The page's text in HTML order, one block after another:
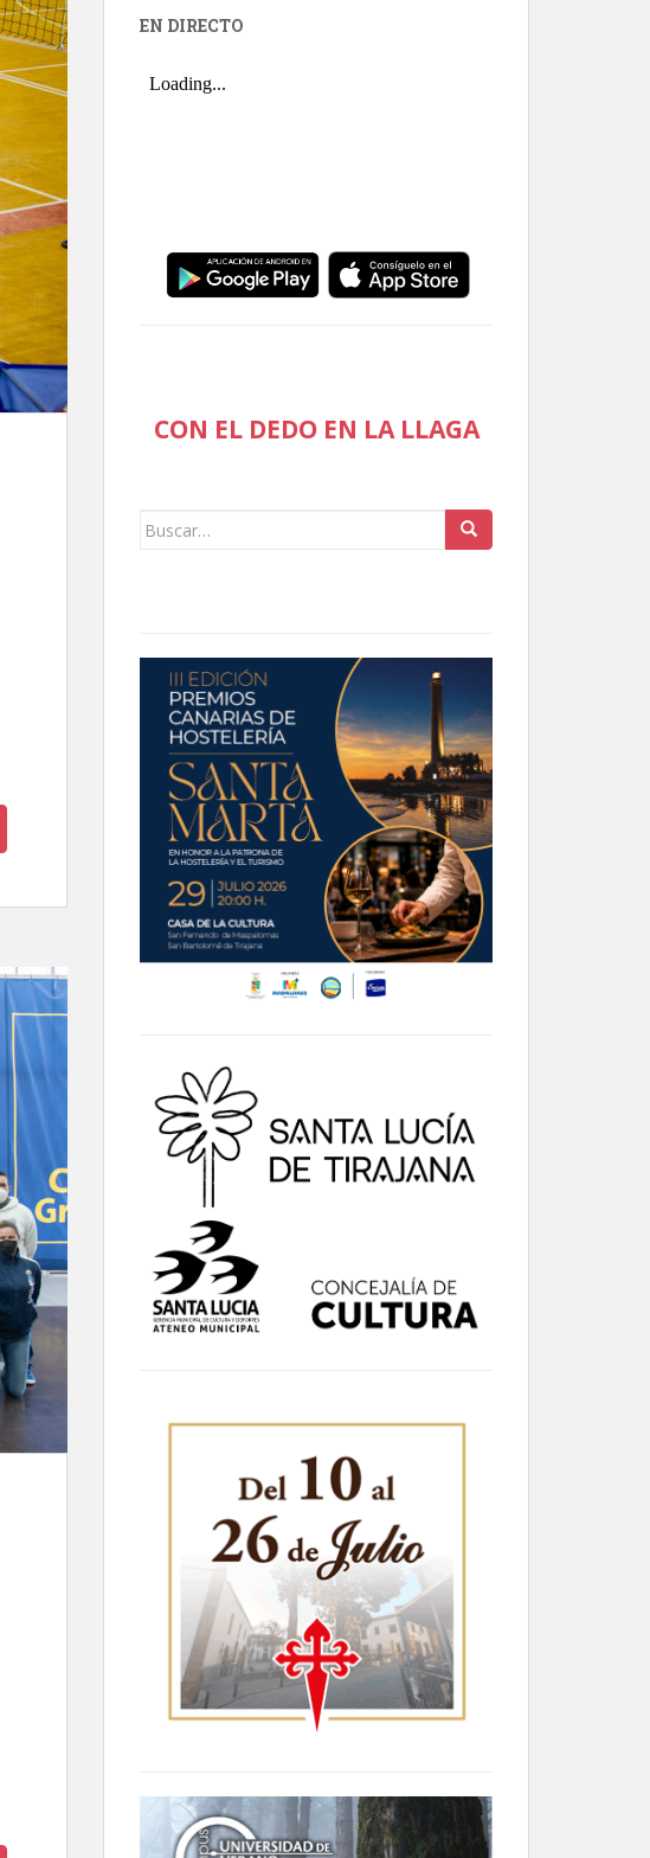
EN DIRECTO
CON EL DEDO EN LA LLAGA
Buscar: